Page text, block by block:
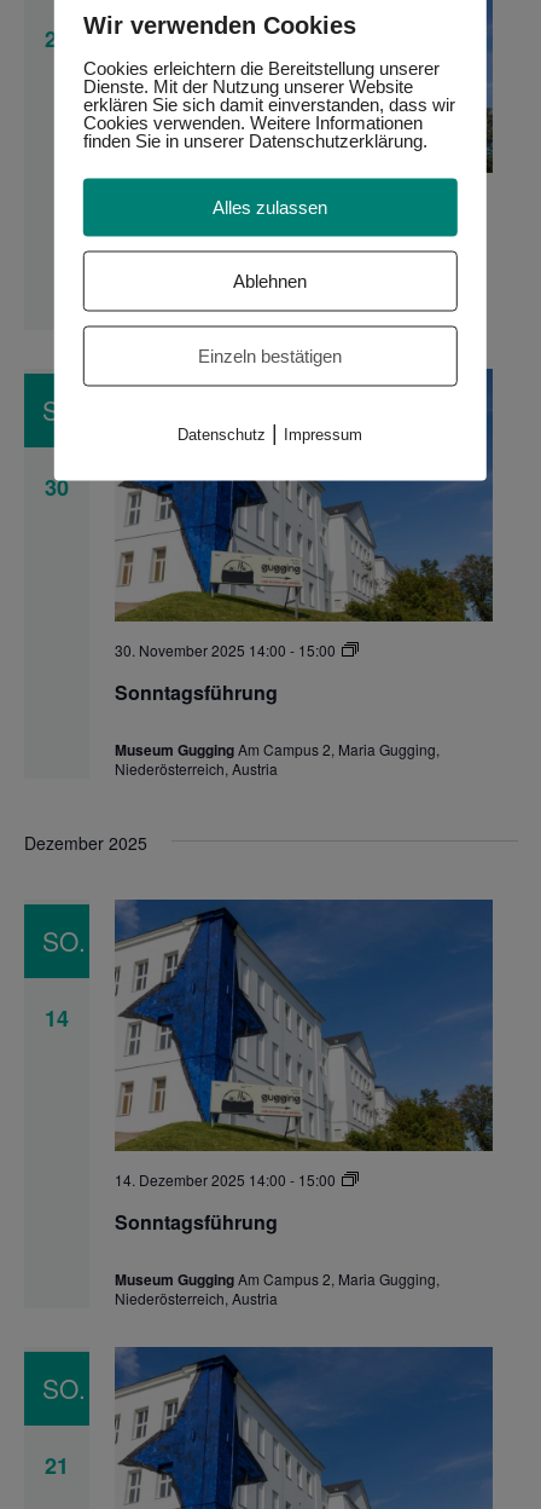
23
Sonntagsführung
23. November 2025 14:00-15:00
SO.
30
Sonntagsführung
30. November 2025 14:00 - 15:00 Sonntagsführung
Museum GuggingAm Campus 2, Maria Gugging,
Niederösterreich, Austria
Dezember 2025
SO.
14
Sonntagsführung
14. Dezember 2025 14:00 - 15:00 Sonntagsführung
Museum GuggingAm Campus 2, Maria Gugging,
Niederösterreich, Austria
SO.
21
Wir verwenden Cookies
Cookies erleichtern die Bereitstellung unserer
Dienste. Mit der Nutzung unserer Website
erklären Sie sich damit einverstanden, dass wir
Cookies verwenden. Weitere Informationen
finden Sie in unserer Datenschutzerklärung.
Alles zulassen
Ablehnen
Einzeln bestätigen
Datenschutz | Impressum